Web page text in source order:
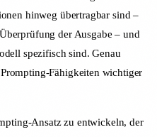
hinweg übertragbar sind –
der Ausgabe – und
spezifisch sind. Genau
Fähigkeiten wichtiger
Ansatz zu entwickeln, der